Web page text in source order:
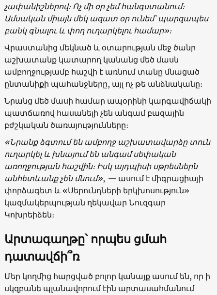
չափանիշներով։ Ոչ մի օր չեմ հանգստանում։
Ամսական միայն մեկ ազատ օր ունեմ՝ պարզապես
բանկ գնալու և փող ուղարկելու համար»։
Վրաստանից մեկնած և օտարության մեջ ծանր
աշխատանք կատարող կանանց մեծ մասն
ամբողջությամբ հաշվի է առնում տանը մնացած
ընտանիքի պահանջները, այլ ոչ թե անձնականը։
Նրանց մեծ մասի համար ապօրինի կարգավիճակի
պատճառով հասանելի չեն անգամ բազային
բժշկական ծառայությունները։
«Նրանք ձգտում են ամբողջ աշխատավարձը տուն
ուղարկել և խնայում են անգամ սեփական
առողջության հաշվին։ Իսկ այդպիսի սթրեսներն
անհետևանք չեն մնում», —ասում է միգրացիայի
փորձագետ և «Սերունդների երկխոսություն»
կազմակերպության ղեկավար Նուզգար
Կոխրեիձեն։
Արտագաղթը՝ որպես ցմահ
դատավճի՞ռ
Մեր կողմից հարցված բոլոր կանայք ասում են, որ ի
սկզբանե պլանավորում էին արտասահմանում